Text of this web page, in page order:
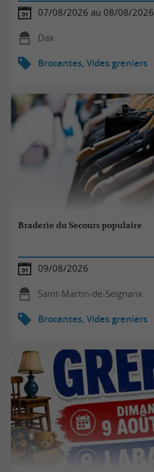
07/08/2026 au 08/08/2026
Dax
Brocantes, Vides greniers
Braderie du Secours populaire
09/08/2026
Saint-Martin-de-Seignanx
Brocantes, Vides greniers